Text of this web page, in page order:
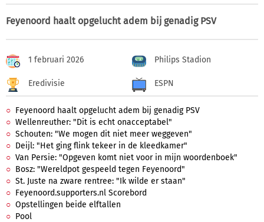
Feyenoord haalt opgelucht adem bij genadig PSV
1 februari 2026 Philips Stadion
Eredivisie ESPN
Feyenoord haalt opgelucht adem bij genadig PSV
Wellenreuther: "Dit is echt onacceptabel"
Schouten: "We mogen dit niet meer weggeven"
Deijl: "Het ging flink tekeer in de kleedkamer"
Van Persie: "Opgeven komt niet voor in mijn woordenboek"
Bosz: "Wereldpot gespeeld tegen Feyenoord"
St. Juste na zware rentree: "Ik wilde er staan"
Feyenoord.supporters.nl Scorebord
Opstellingen beide elftallen
Pool